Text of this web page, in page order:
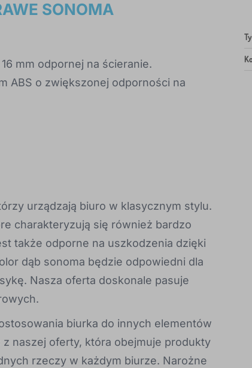
SONOMA
mm odpornej na ścieranie.
ABS o zwiększonej odporności na
urządzają biuro w klasycznym stylu.
charakteryzują się również bardzo
także odporne na uszkodzenia dzięki
dąb sonoma będzie odpowiedni dla
Nasza oferta doskonale pasuje
biurka do innych elementów
naszej oferty, która obejmuje produkty
rzeczy w każdym biurze. Narożne